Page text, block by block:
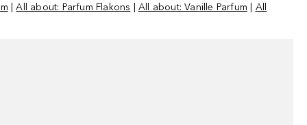
|All about: Parfum Flakons All about: Vanille Parfum All